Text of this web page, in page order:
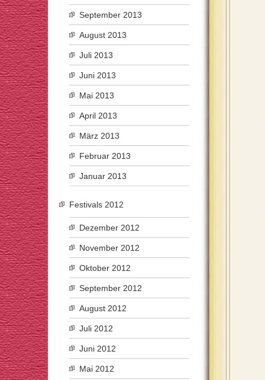
September 2013
August 2013
Juli 2013
Juni 2013
Mai 2013
April 2013
März 2013
Februar 2013
Januar 2013
Festivals 2012
Dezember 2012
November 2012
Oktober 2012
September 2012
August 2012
Juli 2012
Juni 2012
Mai 2012